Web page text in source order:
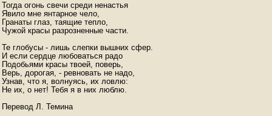
Тогда огонь свечи среди ненастья
Явило мне янтарное чело,
Гранаты глаз, таящие тепло,
Чужой красы разрозненные части.
Те глобусы - лишь слепки вышних сфер.
И если сердце любоваться радо
Подобьями красы твоей, поверь,
Верь, дорогая, - ревновать не надо,
Узнав, что я, волнуясь, их ловлю:
Не их, о нет! Тебя я в них люблю.
Перевод Л. Темина